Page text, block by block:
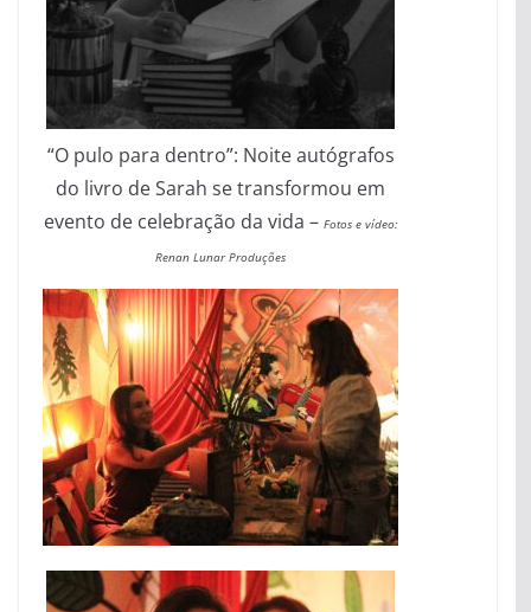
“O pulo para dentro”: Noite autógrafos
do livro de Sarah se transformou em
evento de celebração da vida – Fotos e vídeo:
Renan Lunar Produções